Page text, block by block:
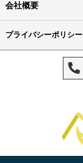
会社概要
プライバシーポリシー